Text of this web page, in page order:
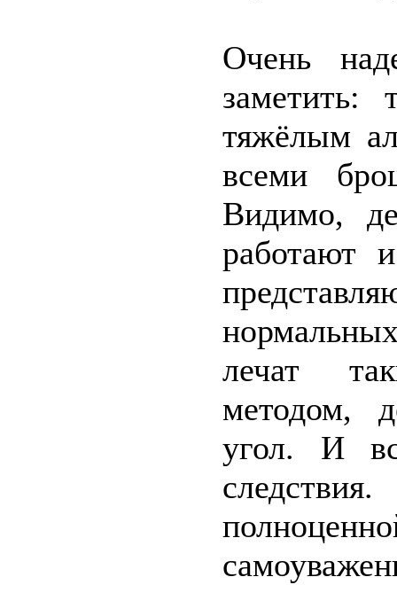
Очень
заметить:
тяжёлым
всеми
Видимо,
работают
лечат
методом,
угол. И